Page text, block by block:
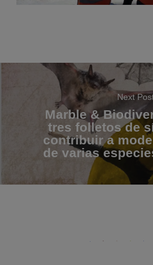
Next
Marble &
tres folletos de
contribuir a
de varias